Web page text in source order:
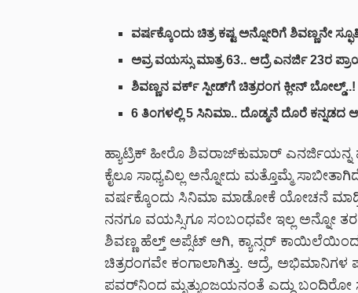
ವರ್ಷಕ್ಕೊಂದು ಚಿತ್ರ ಕಷ್ಟ ಅನ್ನೋರಿಗೆ ಶಿವಣ್ಣನೇ
ಅವ್ರ ವಯಸ್ಸು ಮಾತ್ರ 63.. ಆದ್ರೆ ಎನರ್ಜಿ 23ರ
ಶಿವಣ್ಣನ ವರ್ಕ್ ಸ್ಪೀಡ್‌ಗೆ ಚಿತ್ರರಂಗ ಕ್ಲೀನ್ ಬೋಲ್ಡ್..!
6 ತಿಂಗಳಲ್ಲಿ 5 ಸಿನಿಮಾ.. ದೊಡ್ಮನೆ ದೊರೆ ಕನ್ನಡದ
ಹ್ಯಾಟ್ರಿಕ್ ಹೀರೊ ಶಿವರಾಜ್‌ಕುಮಾರ್
ಕೈಲೂ ಸಾಧ್ಯವಿಲ್ಲ ಅನ್ನೋದು ಮತ್ತೊಮ್ಮೆ
ವರ್ಷಕ್ಕೊಂದು ಸಿನಿಮಾ ಮಾಡೋಕೆ ಯೋಚನೆ
ನನಗೂ ವಯಸ್ಸಿಗೂ ಸಂಬಂಧವೇ ಇಲ್ಲ ಅನ್ನೋ
ಶಿವಣ್ಣ ಹೆಲ್ತ್ ಅಪ್ಸೆಟ್ ಆಗಿ, ಕ್ಯಾನ್ಸರ್ ಕಾಯಿಲೆಯಿಂದ
ಚಿತ್ರರಂಗವೇ ಕಂಗಾಲಾಗಿತ್ತು. ಆದ್ರೆ, ಅಭಿಮಾನಿಗಳ
ಪವರ್‌ನಿಂದ ಮೃತ್ಯುಂಜಯನಂತೆ ಎದ್ದು ಬಂದಿರೋ